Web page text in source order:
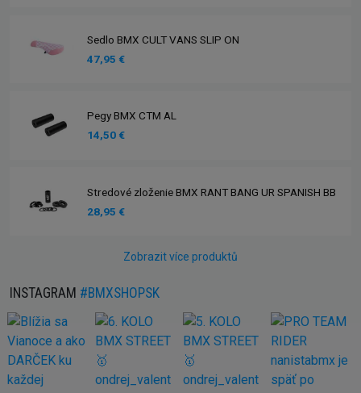
Sedlo BMX CULT VANS SLIP ON
47,95 €
Pegy BMX CTM AL
14,50 €
Stredové zloženie BMX RANT BANG UR SPANISH BB
28,95 €
Zobrazit více produktů
INSTAGRAM #BMXSHOPSK